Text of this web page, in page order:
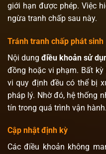
giới hạn được phép. Việc
ngừa tranh chấp sau này.
Tránh tranh chấp phát sinh
Nội dungđiều khoản sử
đồng hoặc vi phạm. Bất
vi quy định đều có thể bị
pháp lý. Nhờ đó, hệ thống
tín trong quá trình vận hành.
Cập nhật định kỳ
Các điều khoản không